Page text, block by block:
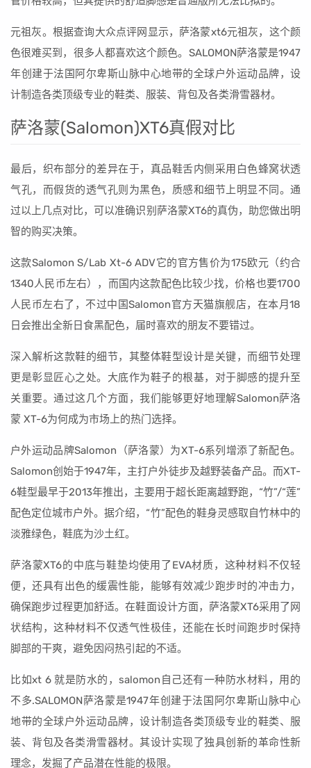
元祖灰。根据查询大众点评网显示，萨洛蒙xt6元祖灰，这个颜
色很难买到，很多人都喜欢这个颜色。SALOMON萨洛蒙是1947
年创建于法国阿尔卑斯山脉中心地带的全球户外运动品牌，设
计制造各类顶级专业的鞋类、服装、背包及各类滑雪器材。
萨洛蒙(Salomon)XT6真假对比
最后，织布部分的差异在于，真品鞋舌内侧采用白色蜂窝状透
气孔，而假货的透气孔则为黑色，质感和细节上明显不同。通
过以上几点对比，可以准确识别萨洛蒙XT6的真伪，助您做出明
智的购买决策。
这款Salomon S/Lab Xt-6 ADV它的官方售价为175欧元（约合
1340人民币左右），而国内这款配色比较少找，价格也要1700
人民币左右了，不过中国Salomon官方天猫旗舰店，在本月18
日会推出全新日食黑配色，届时喜欢的朋友不要错过。
深入解析这款鞋的细节，其整体鞋型设计是关键，而细节处理
更是彰显匠心之处。大底作为鞋子的根基，对于脚感的提升至
关重要。通过这几个方面，我们能够更好地理解Salomon萨洛
蒙 XT-6为何成为市场上的热门选择。
户外运动品牌Salomon（萨洛蒙）为XT-6系列增添了新配色。
Salomon创始于1947年，主打户外徒步及越野装备产品。而XT-
6鞋型最早于2013年推出，主要用于超长距离越野跑，“竹”/“莲”
配色定位城市户外。据介绍，“竹”配色的鞋身灵感取自竹林中的
淡雅绿色，鞋底为沙土红。
萨洛蒙XT6的中底与鞋垫均使用了EVA材质，这种材料不仅轻
便，还具有出色的缓震性能，能够有效减少跑步时的冲击力，
确保跑步过程更加舒适。在鞋面设计方面，萨洛蒙XT6采用了网
状结构，这种材料不仅透气性极佳，还能在长时间跑步时保持
脚部的干爽，避免因闷热引起的不适。
比如xt 6 就是防水的，salomon自己还有一种防水材料，用的
不多.SALOMON萨洛蒙是1947年创建于法国阿尔卑斯山脉中心
地带的全球户外运动品牌，设计制造各类顶级专业的鞋类、服
装、背包及各类滑雪器材。其设计实现了独具创新的革命性新
理念，发掘了产品潜在性能的极限。